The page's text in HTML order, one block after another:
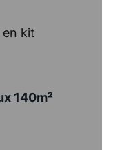
140m²